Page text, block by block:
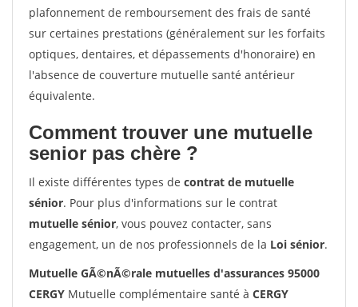
plafonnement de remboursement des frais de santé
sur certaines prestations (généralement sur les forfaits
optiques, dentaires, et dépassements d'honoraire) en
l'absence de couverture mutuelle santé antérieur
équivalente.
Comment trouver une mutuelle
senior pas chère ?
Il existe différentes types de contrat de mutuelle
sénior. Pour plus d'informations sur le contrat
mutuelle sénior, vous pouvez contacter, sans
engagement, un de nos professionnels de la Loi sénior.
Mutuelle GÃ©nÃ©rale mutuelles d'assurances 95000
CERGY Mutuelle complémentaire santé à CERGY